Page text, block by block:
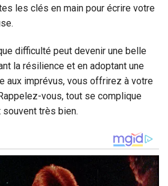
les clés en main pour écrire votre
difficulté peut devenir une belle
la résilience et en adoptant une
aux imprévus, vous offrirez à votre
vous, tout se complique
très bien.